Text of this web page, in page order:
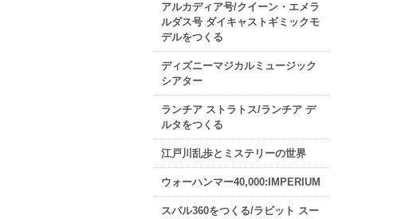
アルカディア号/クイーン・エメラ
ルダス号 ダイキャストギミックモ
デルをつくる
ディズニーマジカルミュージック
シアター
ランチア ストラトス/ランチア デ
ルタをつくる
江戸川乱歩とミステリーの世界
ウォーハンマー40,000:IMPERIUM
スバル360をつくる/ラビット スー